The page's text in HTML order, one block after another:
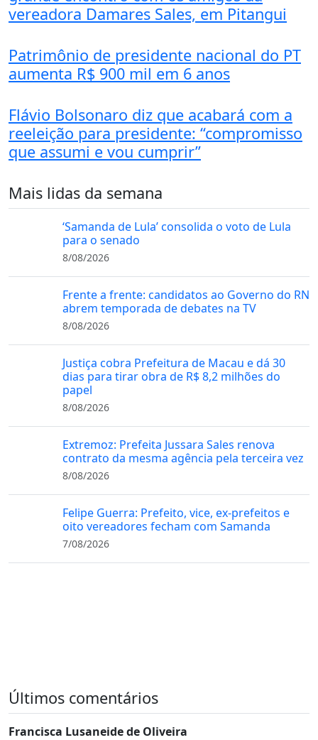
vereadora Damares Sales, em Pitangui
Patrimônio de presidente nacional do PT
aumenta R$ 900 mil em 6 anos
Flávio Bolsonaro diz que acabará com a
reeleição para presidente: “compromisso
que assumi e vou cumprir”
Mais lidas da semana
‘Samanda de Lula’ consolida o voto de Lula
para o senado
8/08/2026
Frente a frente: candidatos ao Governo do RN
abrem temporada de debates na TV
8/08/2026
Justiça cobra Prefeitura de Macau e dá 30
dias para tirar obra de R$ 8,2 milhões do
papel
8/08/2026
Extremoz: Prefeita Jussara Sales renova
contrato da mesma agência pela terceira vez
8/08/2026
Felipe Guerra: Prefeito, vice, ex-prefeitos e
oito vereadores fecham com Samanda
7/08/2026
Últimos comentários
Francisca Lusaneide de Oliveira